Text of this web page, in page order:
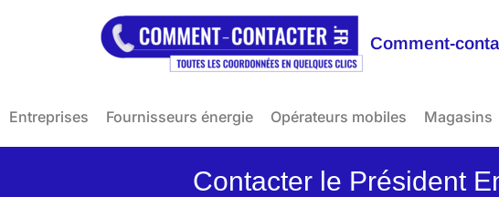
Comment-
Entreprises Fournisseurs énergie Opérateurs mobiles Magasins
Contacter le Président